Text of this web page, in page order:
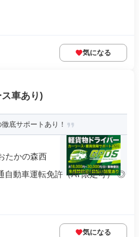
気になる
車あり)
底サポートあり！
たかの森西
自動車運転免許（AT限定可） ◎
気になる